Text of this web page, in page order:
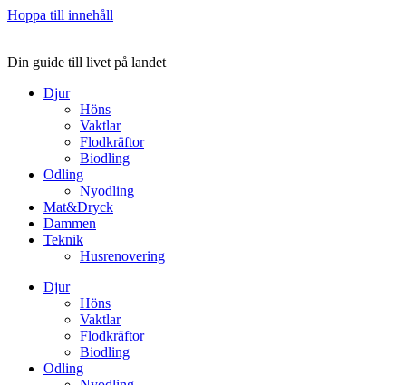
Hoppa till innehåll
Din guide till livet på landet
Djur
Höns
Vaktlar
Flodkräftor
Biodling
Odling
Nyodling
Mat&Dryck
Dammen
Teknik
Husrenovering
Djur
Höns
Vaktlar
Flodkräftor
Biodling
Odling